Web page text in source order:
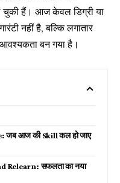
चुकी हैं। आज केवल डिग्री या
नहीं है, बल्कि लगातार
बन गया है।
जब आज की Skill कल हो जाए
Relearn: सफलता का नया